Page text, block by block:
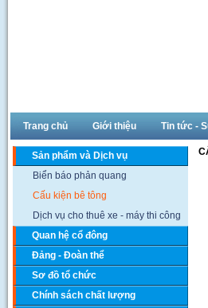
Trang chủ Giới thiệu Tin tức -
Sản phẩm và Dịch vụ
Biển báo phản quang
Cấu kiện bê tông
Dịch vụ cho thuê xe - máy thi công
Quan hệ cổ đông
Đảng - Đoàn thể
Sơ đồ tổ chức
Chính sách chất lượng